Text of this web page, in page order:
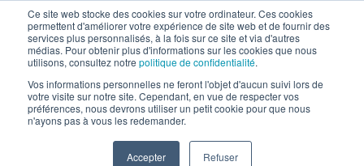
Ce site web stocke des cookies sur votre ordinateur. Ces cookies
permettent d'améliorer votre expérience de site web et de fournir des
services plus personnalisés, à la fois sur ce site et via d'autres
médias. Pour obtenir plus d'informations sur les cookies que nous
utilisons, consultez notre politique de confidentialité.
Vos informations personnelles ne feront l'objet d'aucun suivi lors de
votre visite sur notre site. Cependant, en vue de respecter vos
préférences, nous devrons utiliser un petit cookie pour que nous
n'ayons pas à vous les redemander.
Accepter Refuser
Innovations by